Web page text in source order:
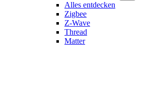
Alles entdecken
Zigbee
Z-Wave
Thread
Matter